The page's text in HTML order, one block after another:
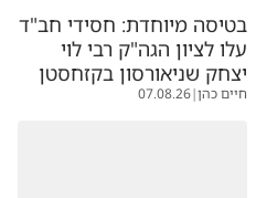
בטיסה מיוחדת: חסידי חב"ד
עלו לציון הגה"ק רבי לוי
יצחק שניאורסון בקזחסטן
חיים כהן|
07.08.26